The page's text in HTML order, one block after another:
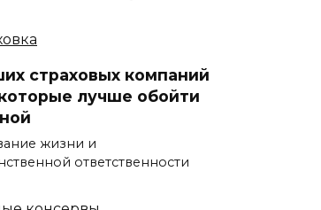
страховых компаний
лучше обойти
жизни и
ответственности